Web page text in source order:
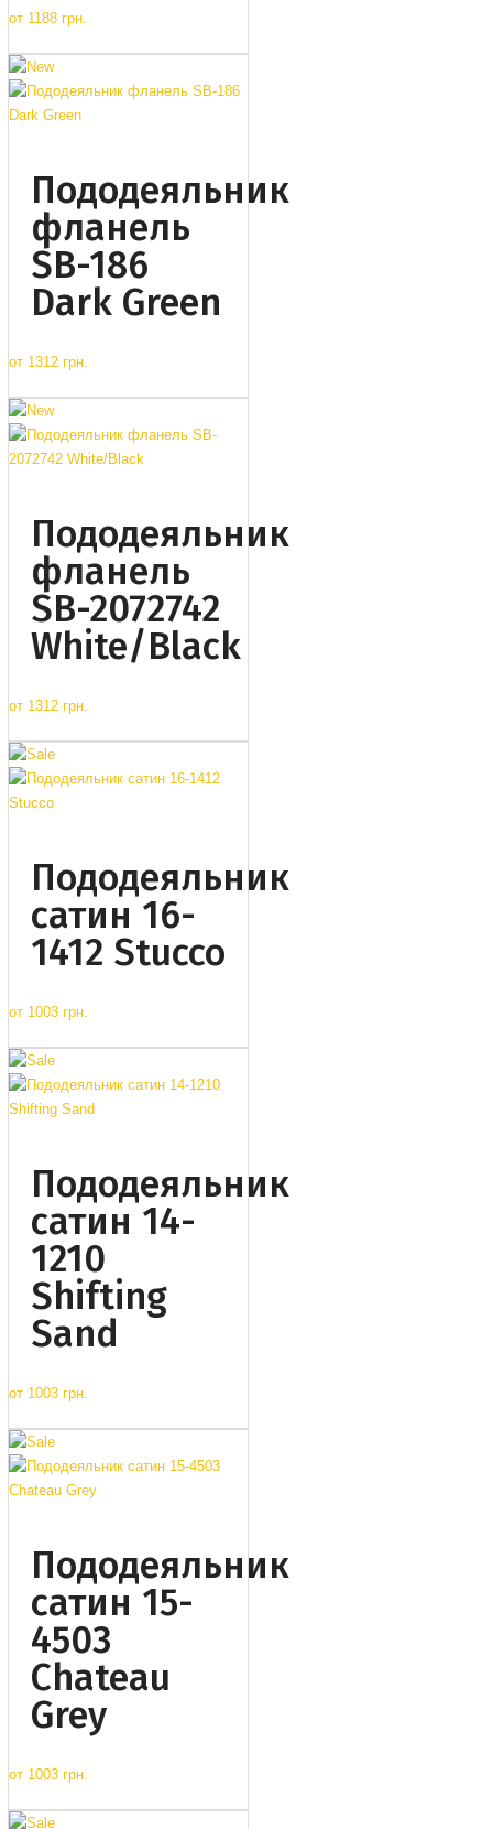
от 1188 грн.
Пододеяльник
фланель
SB-186
Dark Green
от 1312 грн.
Пододеяльник
фланель
SB-2072742
White/Black
от 1312 грн.
Пододеяльник
сатин 16-
1412 Stucco
от 1003 грн.
Пододеяльник
сатин 14-
1210
Shifting
Sand
от 1003 грн.
Пододеяльник
сатин 15-
4503
Chateau
Grey
от 1003 грн.